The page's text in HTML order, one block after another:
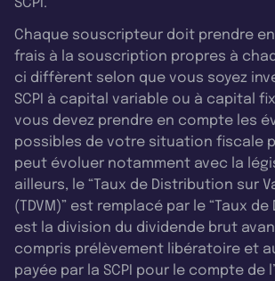
SCPI.
Chaque souscripteur doit prendre
frais à la souscription propres à
ci diffèrent selon que vous soyez
SCPI à capital variable ou à capital
vous devez prendre en compte les
possibles de votre situation fiscale
peut évoluer notamment avec la
ailleurs, le “Taux de Distribution sur
(TDVM)” est remplacé par le “Taux
est la division du dividende brut
compris prélèvement libératoire et
payée par la SCPI pour le compte de